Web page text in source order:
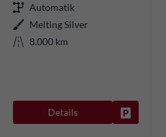
Automatik
Melting Silver
8.000 km
Details